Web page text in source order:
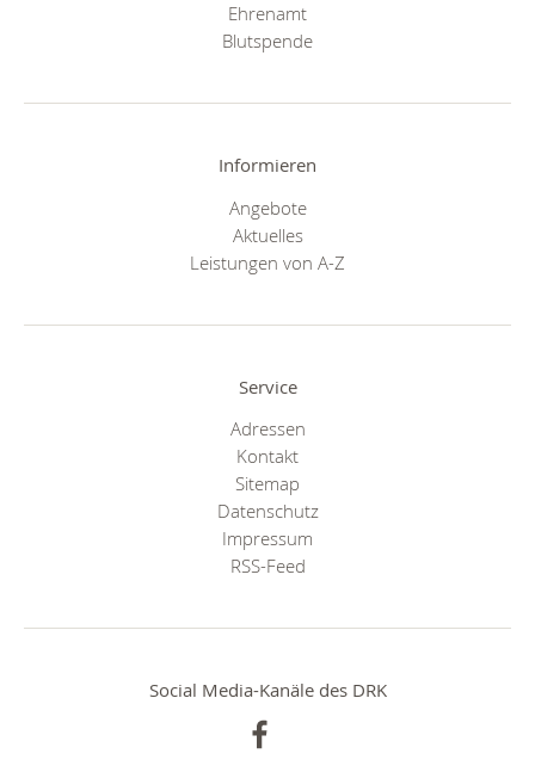
Ehrenamt
Blutspende
Informieren
Angebote
Aktuelles
Leistungen von A-Z
Service
Adressen
Kontakt
Sitemap
Datenschutz
Impressum
RSS-Feed
Social Media-Kanäle des DRK